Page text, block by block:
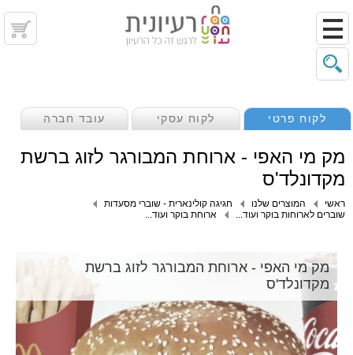
לקוח פרטי לקוח עסקי עובד חברה
מק מי האפי - ארוחת המבורגר לזוג ברשת
מקדונלד'ס
ראשי המוצרים שלנו
חגיגה קולינארית - שוברי מסעדות
שוברים לארוחות בוקר ועוד...
ארוחת בוקר ועוד...
מק מי האפי - ארוחת המבורגר לזוג ברשת
מקדונלד'ס